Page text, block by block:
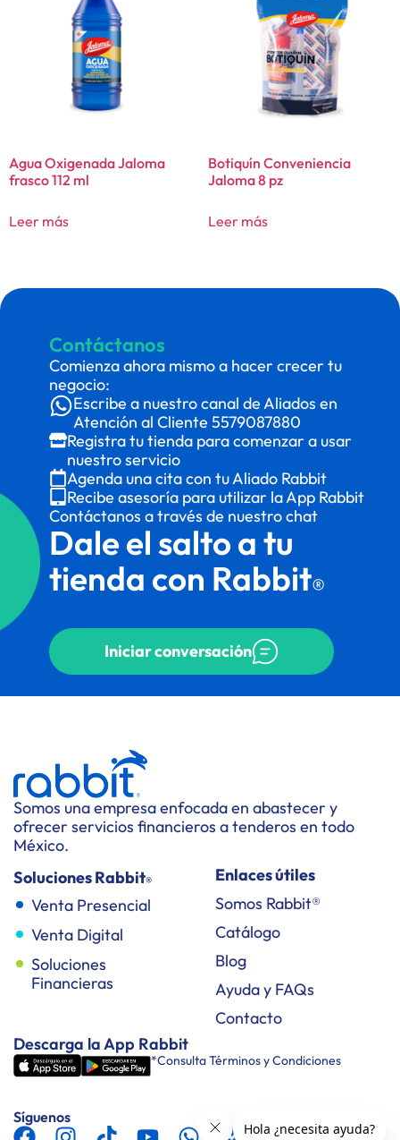
Agua Oxigenada Jaloma
frasco 112 ml
Leer más
Botiquín Conveniencia
Jaloma 8 pz
Leer más
Contáctanos
Comienza ahora mismo a hacer crecer tu
negocio:
Escribe a nuestro canal de Aliados en
Atención al Cliente 5579087880
Registra tu tienda para comenzar a usar
nuestro servicio
Agenda una cita con tu Aliado Rabbit
Recibe asesoría para utilizar la App Rabbit
Contáctanos a través de nuestro chat
Dale el salto a tu
tienda con Rabbit®
Iniciar conversación
Somos una empresa enfocada en abastecer y
ofrecer servicios financieros a tenderos en todo
México.
Soluciones Rabbit®
Venta Presencial
Venta Digital
Soluciones
Financieras
Enlaces útiles
Somos Rabbit®
Catálogo
Blog
Ayuda y FAQs
Contacto
Descarga la App Rabbit
*Consulta Términos y Condiciones
Síguenos